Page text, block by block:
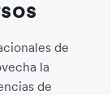
de
la
de